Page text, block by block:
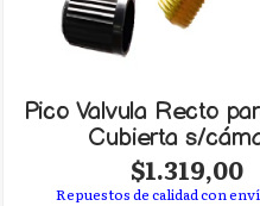
Pico Valvula Recto
Cubierta s/
$1.319,00
Repuestos de calidad con